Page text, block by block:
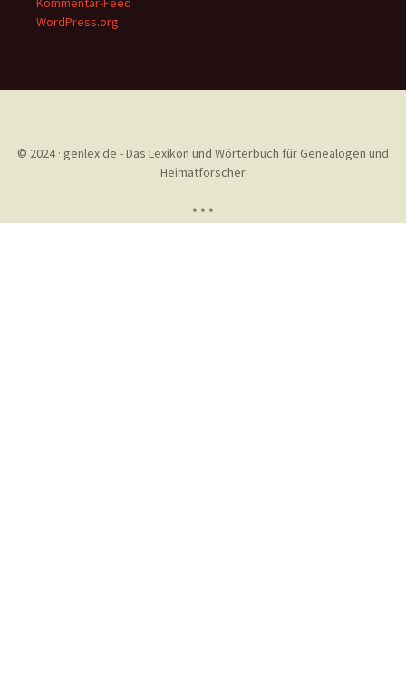
WordPress.org
© 2024 · genlex.de - Das Lexikon und Wörterbuch für Genealogen und
Heimatforscher
* * *